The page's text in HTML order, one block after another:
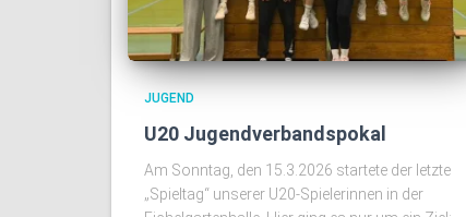
JUGEND
U20 Jugendverbandspokal
Am Sonntag, den 15.3.2026 startete der letzte
„Spieltag“ unserer U20-Spielerinnen in der